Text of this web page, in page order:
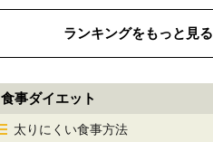
ランキングをもっと見る
食事ダイエット
太りにくい食事方法